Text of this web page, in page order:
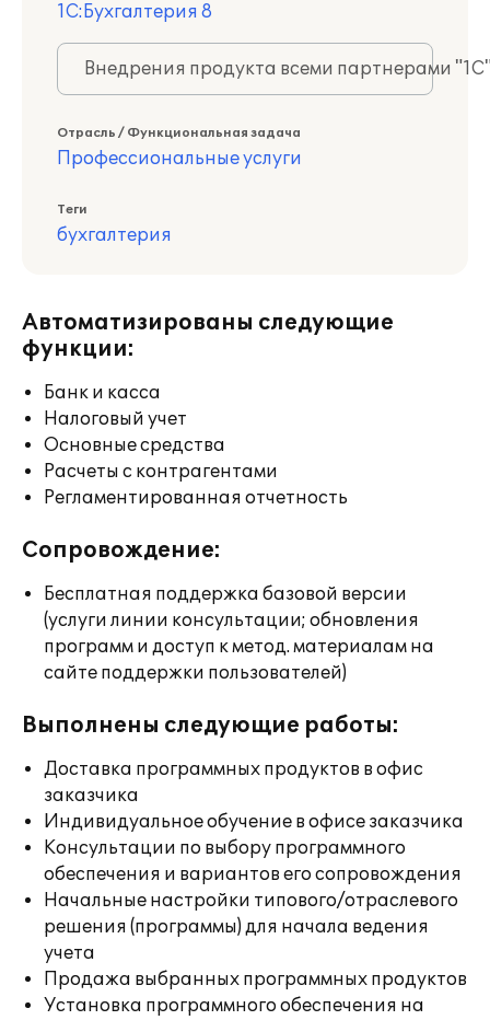
1С:Бухгалтерия 8
Внедрения продукта всеми партнерами
Отрасль / Функциональная задача
Профессиональные услуги
Теги
бухгалтерия
Автоматизированы следующие
функции:
Банк и касса
Налоговый учет
Основные средства
Расчеты с контрагентами
Регламентированная отчетность
Сопровождение:
Бесплатная поддержка базовой версии
(услуги линии консультации; обновления
программ и доступ к метод. материалам на
сайте поддержки пользователей)
Выполнены следующие работы:
Доставка программных продуктов в офис
заказчика
Индивидуальное обучение в офисе заказчика
Консультации по выбору программного
обеспечения и вариантов его сопровождения
Начальные настройки типового/отраслевого
решения (программы) для начала ведения
учета
Продажа выбранных программных продуктов
Установка программного обеспечения на